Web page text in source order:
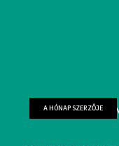
FARKAS
A HÓNAP SZERZŐJE